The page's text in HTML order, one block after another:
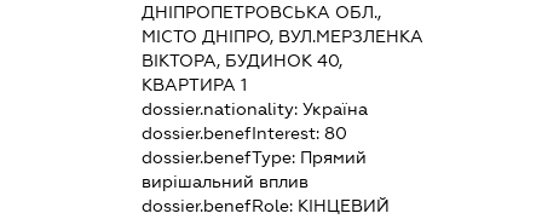
ДНІПРОПЕТРОВСЬКА ОБЛ.,
МІСТО ДНІПРО, ВУЛ.МЕРЗЛЕНКА
ВІКТОРА, БУДИНОК 40,
КВАРТИРА 1
dossier.nationality: Україна
dossier.benefInterest: 80
dossier.benefType: Прямий
вирішальний вплив
dossier.benefRole: КІНЦЕВИЙ